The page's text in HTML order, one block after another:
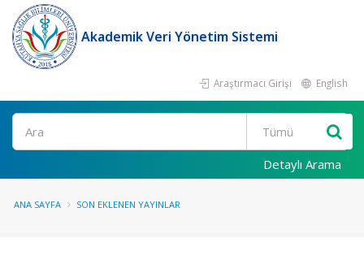
Akademik Veri Yönetim Sistemi
Araştırmacı Girişi English
Ara
Detaylı Arama
ANA SAYFA SON EKLENEN YAYINLAR